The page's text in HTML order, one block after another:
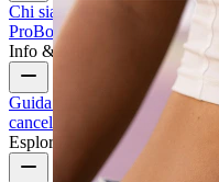
Chi siamo Termini &
ProBodymod Creators
Info & Aiuto
Guida alle taglie Traccia il tuo
cancellazioni
Pagamenti Il
Esplora